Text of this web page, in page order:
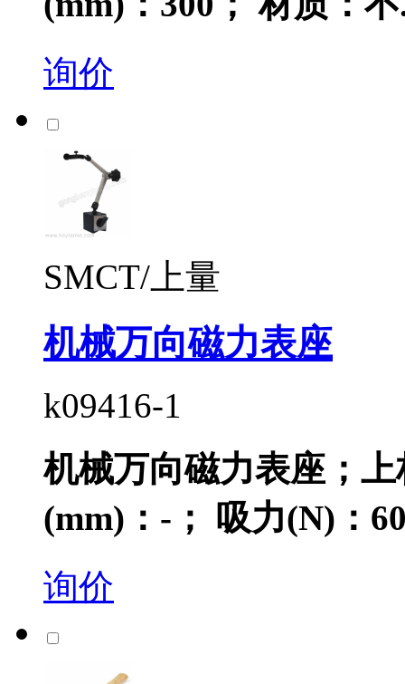
询价
SMCT/上量
机械万向磁力表座
k09416-1
机械万向磁力表座；
(mm)：-； 吸力(N)：
询价